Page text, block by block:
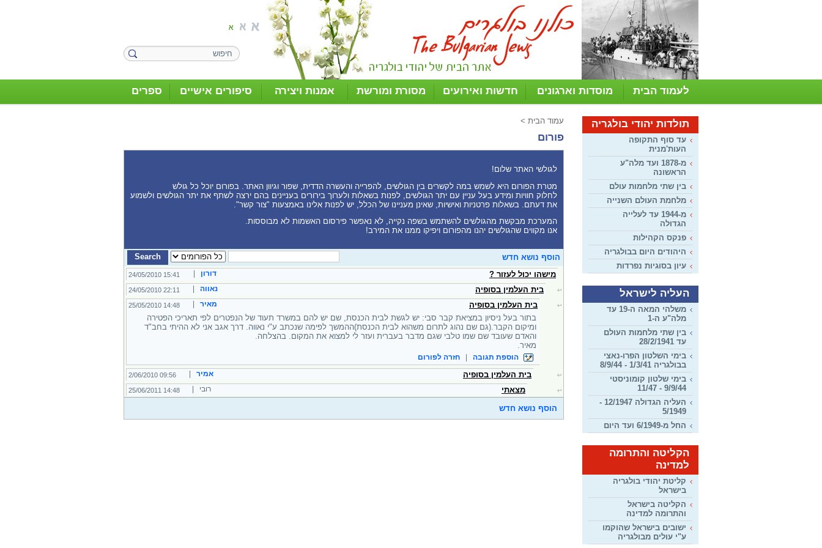
לעמוד הבית מוסדות וארגונים חדשות ואירועים מסורת ומורשת אמנות ויצירה סיפורים אישיים ספרים
תולדות יהודי בולגריה
עד סוף התקופה
העות'מנית
מ-1878 ועד מלה"ע
הראשונה
בין שתי מלחמות עולם
מלחמת העולם השנייה
מ-1944 עד לעלייה
הגדולה
פנקס הקהילות
היהודים היום בבולגריה
עיון בסוגיות נפרדות
העליה לישראל
משלהי המאה ה-19 עד
מלה"ע ה-1
בין שתי מלחמות העולם
עד 28/2/1941
בימי השלטון הפרו-נאצי
בבולגריה 1/3/41 - 8/9/44
בימי שלטון קומוניסטי
9/9/44 - 11/47
העליה הגדולה 12/1947 -
5/1949
החל מ-6/1949 ועד היום
הקליטה והתרומה
למדינה
קליטת יהודי בולגריה
בישראל
הקליטה בישראל
והתרומה למדינה
ישובים בישראל שהוקמו
ע"י עולים מבולגריה
עמוד הבית >
פורום
לגולשי האתר שלום!
מטרת הפורום היא לשמש במה לקשרים בין הגולשים, להפרייה והעשרה הדדית, שפור וגיוון האתר. בפורום יוכל כל גולש
לחלוק חוויות ומידע בעל עניין עם יתר הגולשים, לפנות בשאלות ולערוך בירורים בעניינים בהם ירצה לשתף את יתר הגולשים ולשמוע
את דעתם. בשאלות פרטניות ואישיות, שאינן מעניינו של הכלל, יש לפנות אלינו באמצעות "צור קשר".
המערכת מבקשת מהגולשים להשתמש בשפה נקייה, לא נאפשר פירסום האשמות לא מבוססות.
אנו מקווים שהגולשים יהנו מהפורום ויפיקו ממנו את המירב!
הוסף נושא חדש
מישהו יכול לעזור ?
דורון 15:41 24/05/2010
בית העלמין בסופיה נאווה 22:11 24/05/2010
בית העלמין בסופיה מאיר 14:48 25/05/2010
בתור בעל ניסיון במציאת קבר סבי: יש לגשת לבית הכנסת, שם יש להם במשרד תעוד של הנפטרים לפי תאריכי הפטירה
ומיקום הקבר.(גם שם נהוג לתרום משהוא לבית הכנסת)ההמשך לפימה שנכתב ע"י נאווה. דרך אגב אני לא ההיתי בחב"ד
והאדם שעובד שם שמו טלבי שגם מדבר בעברית ועזר לי למצוא את המקום. בהצלחה.
מאיר.
הוספת תגובה חזרה לפורום
בית העלמין בסופיה אמיר 09:56 2/06/2010
מצאתי רובי | 14:48 25/06/2011
הוסף נושא חדש